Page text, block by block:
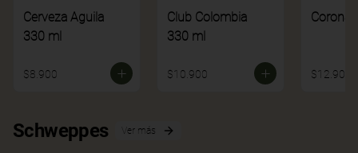
Cerveza Aguila
330 ml
$8.900
Club Colombia
330 ml
$10.900
Corona
$12.900
Schweppes Ver más